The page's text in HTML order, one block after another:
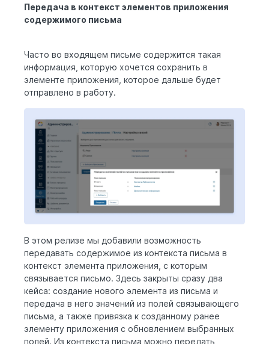
Передача в контекст элементов приложения
содержимого письма
Часто во входящем письме содержится такая
информация, которую хочется сохранить в
элементе приложения, которое дальше будет
отправлено в работу.
В этом релизе мы добавили возможность
передавать содержимое из контекста письма в
контекст элемента приложения, с которым
связывается письмо. Здесь закрыты сразу два
кейса: создание нового элемента из письма и
передача в него значений из полей связывающего
письма, а также привязка к созданному ранее
элементу приложения с обновлением выбранных
полей. Из контекста письма можно передать